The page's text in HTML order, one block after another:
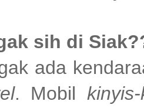
sih di
ada
. Mobil